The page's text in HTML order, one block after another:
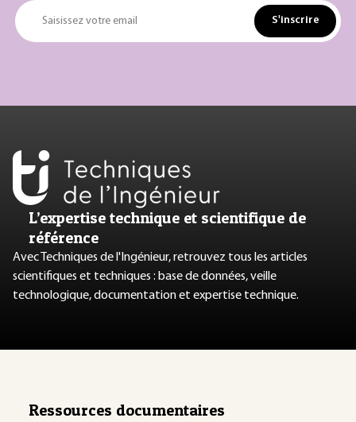
Saisissez votre email S'inscrire
L’expertise technique et scientifique de
référence
Avec Techniques de l'Ingénieur, retrouvez tous les articles
scientifiques et techniques : base de données, veille
technologique, documentation et expertise technique.
Ressources documentaires